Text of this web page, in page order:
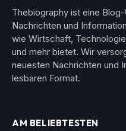
Thebiography ist eine
Nachrichten und
wie Wirtschaft,
und mehr bietet. Wir
neuesten Nachrichten und
lesbaren Format.
AM BELIEBTESTEN